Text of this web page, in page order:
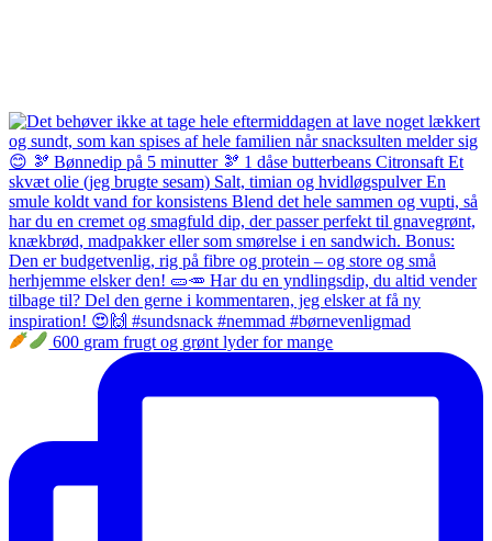
600 gram frugt og grønt lyder for mange